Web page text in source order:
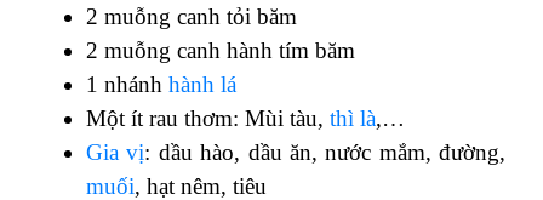
2 muỗng canh tỏi băm
2 muỗng canh hành tím băm
1 nhánh hành lá
Một ít rau thơm: Mùi tàu, thì là,…
Gia vị: dầu hào, dầu ăn, nước mắm, đường,
muối, hạt nêm, tiêu